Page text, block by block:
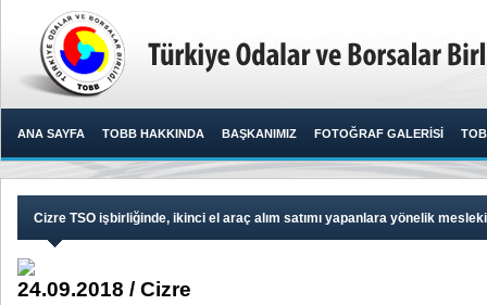
ANA SAYFA TOBB HAKKINDA BAŞKANIMIZ FOTOĞRAF GALERİSİ
Cizre TSO işbirliğinde, ikinci el araç alım satımı yapanlara yönelik
24.09.2018 / Cizre